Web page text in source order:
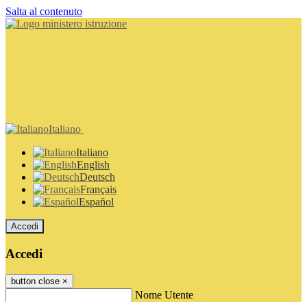
Salta al contenuto
Italiano
Italiano
English
Deutsch
Français
Español
Accedi
Accedi
button close ×
Nome Utente